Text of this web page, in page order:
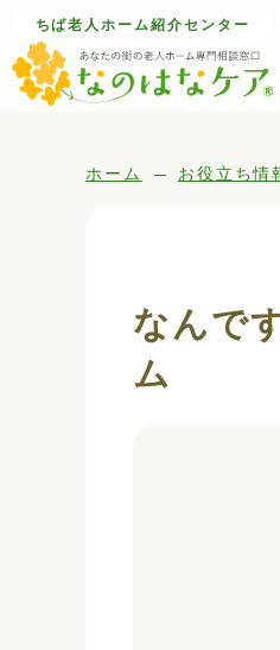
ちば老人ホーム紹介センター
ホーム お役立ち情
なんで
ム